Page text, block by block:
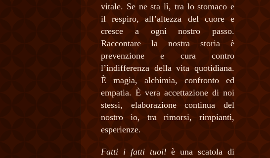
vitale. Se ne sta lì, tra lo stomaco e
il respiro, all’altezza del cuore e
cresce a ogni nostro passo.
Raccontare la nostra storia è
prevenzione e cura contro
l’indifferenza della vita quotidiana.
È magia, alchimia, confronto ed
empatia. È vera accettazione di noi
stessi, elaborazione continua del
nostro io, tra rimorsi, rimpianti,
esperienze.
Fatti i fatti tuoi!è una scatola di